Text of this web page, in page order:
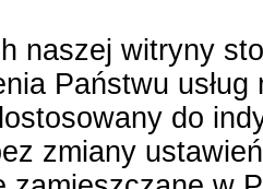
naszej witryny
Państwu
do
zmiany